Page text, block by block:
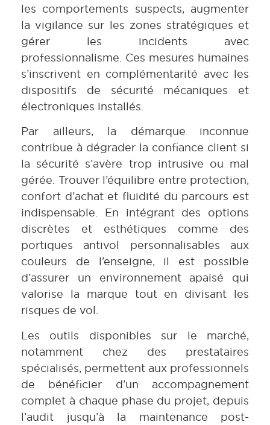
les comportements suspects, augmenter
la vigilance sur les zones stratégiques et
gérer les incidents avec
professionnalisme. Ces mesures humaines
s’inscrivent en complémentarité avec les
dispositifs de sécurité mécaniques et
électroniques installés.
Par ailleurs, la démarque inconnue
contribue à dégrader la confiance client si
la sécurité s’avère trop intrusive ou mal
gérée. Trouver l’équilibre entre protection,
confort d’achat et fluidité du parcours est
indispensable. En intégrant des options
discrètes et esthétiques comme des
portiques antivol personnalisables aux
couleurs de l’enseigne, il est possible
d’assurer un environnement apaisé qui
valorise la marque tout en divisant les
risques de vol.
Les outils disponibles sur le marché,
notamment chez des prestataires
spécialisés, permettent aux professionnels
de bénéficier d’un accompagnement
complet à chaque phase du projet, depuis
l’audit jusqu’à la maintenance post-